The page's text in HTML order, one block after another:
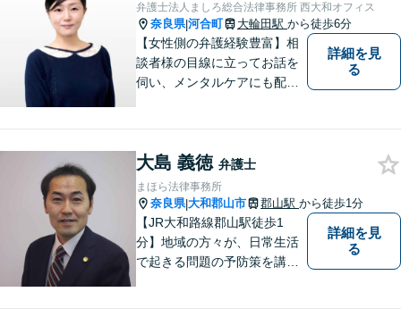
弁護士法人ましろ総合法律事務所 西大和オフィス
奈良県|河合町 大輪田駅 から徒歩6分
【女性側の弁護経験豊富】相
談者様の目線に立ってお話を
伺い、メンタルケアにも配慮
策をご提案【LINE利用可】
【平日夜間、土日祝日、応相
談】
詳細を見
る
大島 義徳 弁護士
まほら法律事務所
奈良県|大和郡山市 郡山駅 から徒歩1分
【JR大和路線郡山駅徒歩1
分】地域の方々が、日常生活
で起きる問題の予防策を講じ
詳細を見
る